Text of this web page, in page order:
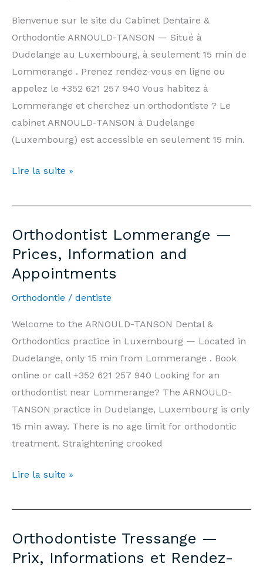
Bienvenue sur le site du Cabinet Dentaire &
Orthodontie ARNOULD-TANSON — Situé à
Dudelange au Luxembourg, à seulement 15 min de
Lommerange . Prenez rendez-vous en ligne ou
appelez le +352 621 257 940 Vous habitez à
Lommerange et cherchez un orthodontiste ? Le
cabinet ARNOULD-TANSON à Dudelange
(Luxembourg) est accessible en seulement 15 min.
Orthodontiste
—
Informations
et
Rendez-
Lire la suite »
Orthodontist Lommerange —
Prices, Information and
Appointments
Orthodontie / dentiste
Welcome to the ARNOULD-TANSON Dental &
Orthodontics practice in Luxembourg — Located in
Dudelange, only 15 min from Lommerange . Book
online or call +352 621 257 940 Looking for an
orthodontist near Lommerange? The ARNOULD-
TANSON practice in Dudelange, Luxembourg is only
15 min away. There is no age limit for orthodontic
treatment. Straightening crooked
Orthodontist
—
Information
and
Lire la suite »
Orthodontiste Tressange —
Prix, Informations et Rendez-